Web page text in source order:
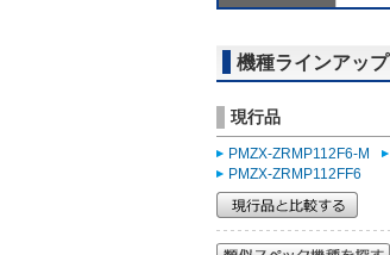
機種ラインアップ
現行品
PMZX-ZRMP112F6-M
PMZX-ZRMP112FF6